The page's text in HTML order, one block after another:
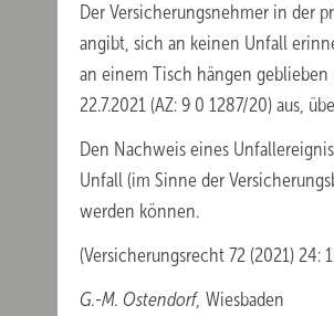
Der Versicherungsnehmer in der
angibt, sich an keinen Unfall
an einem Tisch hängen
22.7.2021 (AZ: 9 0 1287/20) aus,
Den Nachweis eines
Unfall (im Sinne der
werden können.
(Versicherungsrecht 72 (2021) 24:
G.-M. Ostendorf, Wiesbaden